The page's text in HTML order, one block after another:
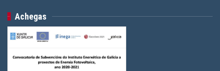
Achegas